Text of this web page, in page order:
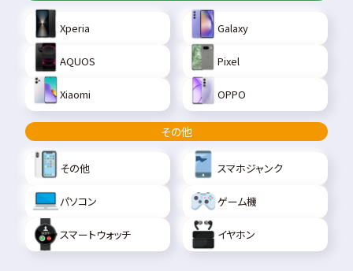
Xperia Galaxy
AQUOS Pixel
Xiaomi OPPO
その他
その他 スマホジャンク
パソコン ゲーム機
スマートウォッチ イヤホン